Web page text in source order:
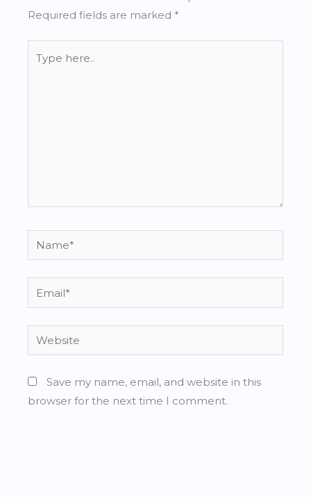
Required fields are marked *
here..
Name*
Email*
Website
Save my name, email, and website in this
browser for the next time I comment.